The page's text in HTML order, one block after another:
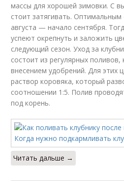
массы для хорошей зимовки. С
стоит затягивать.
августа — начало сентября.
успеют окрепнуть и заложить
следующий сезон. Уход за
состоит из регулярных
внесением удобрений. Для этих
раствор коровяка, который
соотношении 1:5. Полив
под корень.
Читать дальше →